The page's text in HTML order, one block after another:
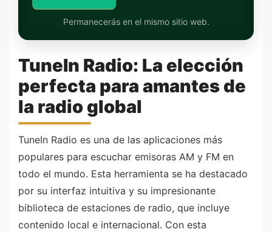
Permanecerás en el mismo sitio web.
TuneIn Radio: La elección
perfecta para amantes de
la radio global
TuneIn Radio es una de las aplicaciones más
populares para escuchar emisoras AM y FM en
todo el mundo. Esta herramienta se ha destacado
por su interfaz intuitiva y su impresionante
biblioteca de estaciones de radio, que incluye
contenido local e internacional. Con esta